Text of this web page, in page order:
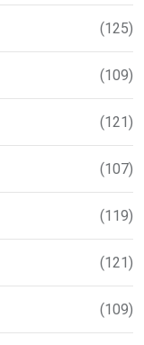
(125)
(109)
(121)
(107)
(119)
(121)
(109)